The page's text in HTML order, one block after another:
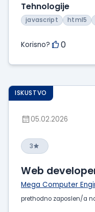
Tehnologije
javascript html5
Korisno? 0
ISKUSTVO
05.02.2026
3
Web
Mega Computer
prethodno zaposlen/a